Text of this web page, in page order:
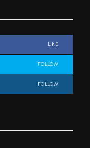
LIKE
FOLLOW
FOLLOW